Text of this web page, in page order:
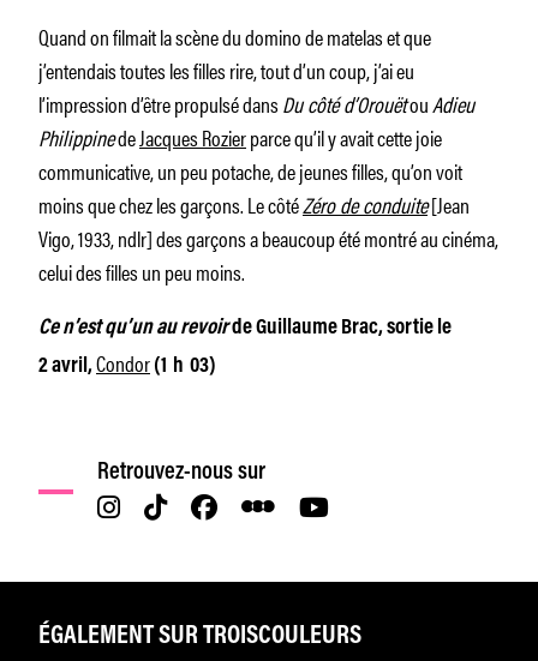
Quand on filmait la scène du domino de matelas et que
j’entendais toutes les filles rire, tout d’un coup, j’ai eu
l’impression d’être propulsé dansDu côté d’OrouëtouAdieu
PhilippinedeJacques Rozierparce qu’il y avait cette joie
communicative, un peu potache, de jeunes filles, qu’on voit
moins que chez les garçons. Le côtéZéro de conduite[Jean
Vigo, 1933, ndlr] des garçons a beaucoup été montré au cinéma,
celui des filles un peu moins.
Ce n’est qu’un au revoirde Guillaume Brac, sortie le
2 avril,Condor (1 h 03)
Retrouvez-nous sur
ÉGALEMENT SUR TROISCOULEURS